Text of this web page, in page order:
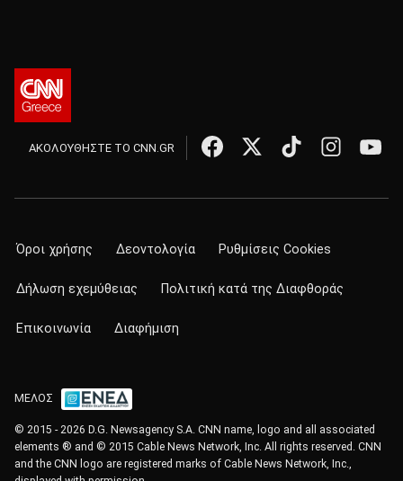
ΑΚΟΛΟΥΘΗΣΤΕ ΤΟ CNN.GR
Όροι χρήσης Δεοντολογία Ρυθμίσεις Cookies
Δήλωση εχεμύθειας Πολιτική κατά της Διαφθοράς
Επικοινωνία Διαφήμιση
ΜΕΛΟΣ
© 2015 - 2026 D.G. Newsagency S.A. CNN name, logo and all associated
elements ® and © 2015 Cable News Network, Inc. All rights reserved. CNN
and the CNN logo are registered marks of Cable News Network, Inc.,